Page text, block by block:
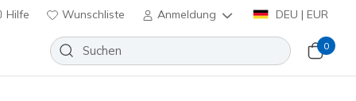
Hilfe Wunschliste Anmeldung DEU | EUR
0